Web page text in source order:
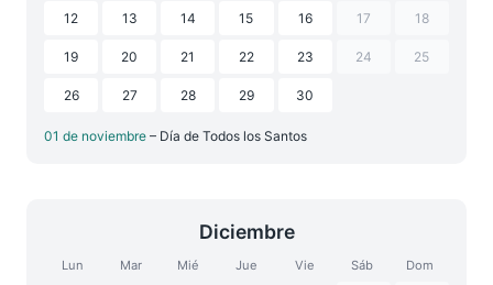
12 13 14 15 16 17 18
19 20 21 22 23 24 25
26 27 28 29 30
01 de noviembre – Día de Todos los Santos
Diciembre
Lun Mar Mié Jue Vie Sáb Dom